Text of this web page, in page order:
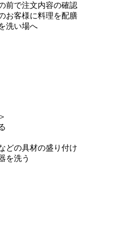
前で注文内容の確認
お客様に料理を配膳
洗い場へ
どの具材の盛り付け
を洗う